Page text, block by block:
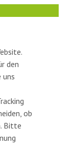
den
uns
ob
Bitte